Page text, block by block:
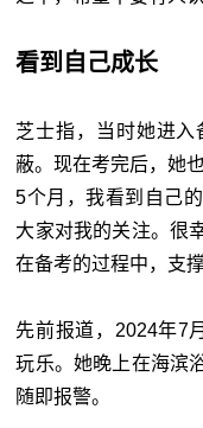
看到自己成长
芝士指，当时她进
蔽。现在考完后，她
5个月，我看到自己
大家对我的关注。很
在备考的过程中，支
先前报道，2024年7
玩乐。她晚上在海滨
随即报警。